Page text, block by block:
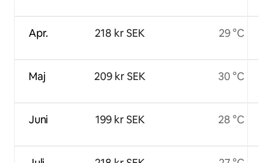
Apr.
Maj
Juni
218 kr SEK
209 kr SEK
199 kr SEK
29 °C
30 °C
28 °C